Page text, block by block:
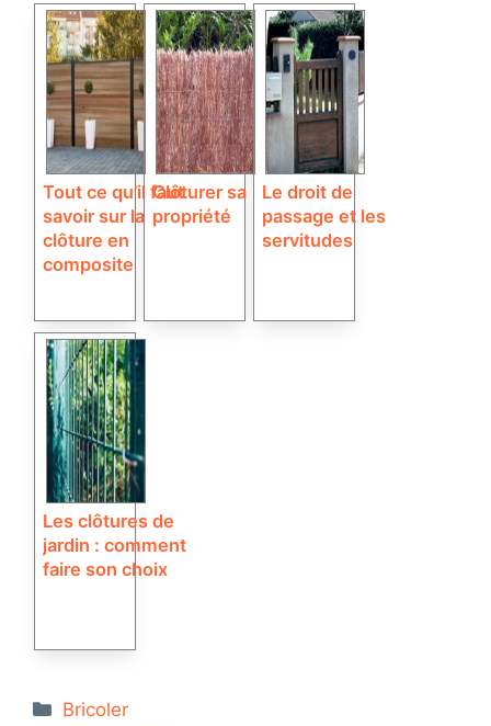
Tout ce qu’il faut
savoir sur la
clôture en
composite
Clôturer sa
propriété
Le droit de
passage et les
servitudes
Les clôtures de
jardin : comment
faire son choix
Catégories
Bricoler